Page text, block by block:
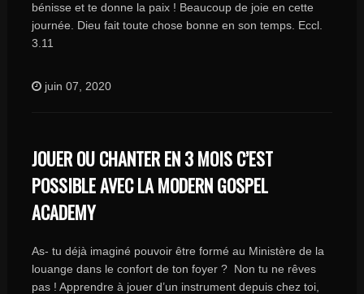
bénisse et te donne la paix ! Beaucoup de joie en cette
journée. Dieu fait toute chose bonne en son temps. Eccl.
3.11
juin 07, 2020
JOUER OU CHANTER EN 3 MOIS C’EST
POSSIBLE AVEC LA MODERN GOSPEL
ACADEMY
As- tu déjà imaginé pouvoir être formé au Ministère de la
louange dans le confort de ton foyer ? Non tu ne rêves
pas ! Apprendre à jouer d’un instrument depuis chez toi,